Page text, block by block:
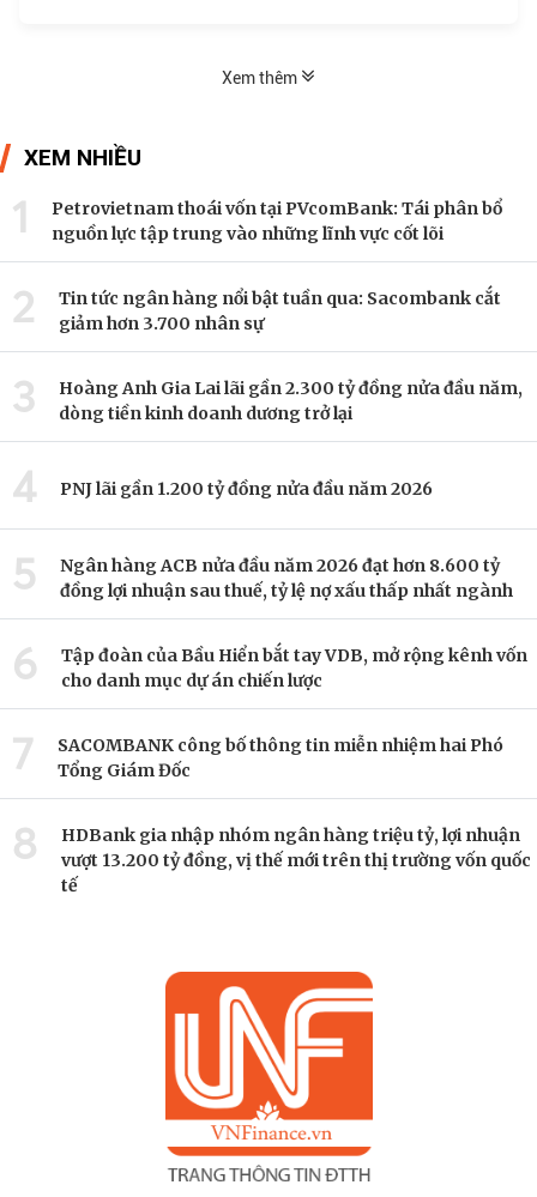
Xem thêm
XEM NHIỀU
1
Petrovietnam thoái vốn tại PVcomBank: Tái phân bổ
nguồn lực tập trung vào những lĩnh vực cốt lõi
2
Tin tức ngân hàng nổi bật tuần qua: Sacombank cắt
giảm hơn 3.700 nhân sự
3
Hoàng Anh Gia Lai lãi gần 2.300 tỷ đồng nửa đầu năm,
dòng tiền kinh doanh dương trở lại
4 PNJ lãi gần 1.200 tỷ đồng nửa đầu năm 2026
5
Ngân hàng ACB nửa đầu năm 2026 đạt hơn 8.600 tỷ
đồng lợi nhuận sau thuế, tỷ lệ nợ xấu thấp nhất ngành
6
Tập đoàn của Bầu Hiển bắt tay VDB, mở rộng kênh vốn
cho danh mục dự án chiến lược
7
SACOMBANK công bố thông tin miễn nhiệm hai Phó
Tổng Giám Đốc
8
HDBank gia nhập nhóm ngân hàng triệu tỷ, lợi nhuận
vượt 13.200 tỷ đồng, vị thế mới trên thị trường vốn quốc
tế